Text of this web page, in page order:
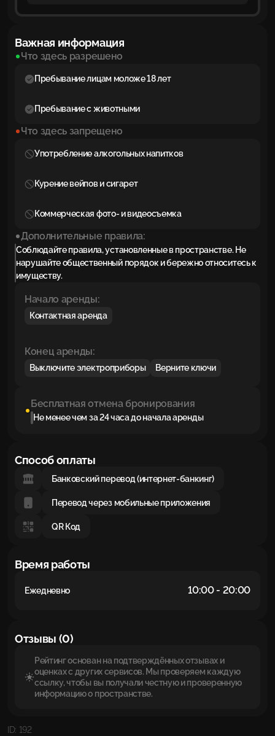
Важная информация
Что здесь разрешено
Пребывание лицам моложе 18 лет
Пребывание с животными
Что здесь запрещено
Употребление алкогольных напитков
Курение вейпов и сигарет
Коммерческая фото- и видеосъемка
Дополнительные правила:
Соблюдайте правила, установленные в пространстве. Не
нарушайте общественный порядок и бережно относитесь к
имуществу.
Начало аренды:
Контактная аренда
Конец аренды:
Выключите электроприборы Верните ключи
Бесплатная отмена бронирования
Не менее чем за 24 часа до начала аренды
Способ оплаты
Банковский перевод (интернет-банкинг)
Перевод через мобильные приложения
QR Код
Время работы
Ежедневно 10:00 - 20:00
Отзывы (0)
Рейтинг основан на подтверждённых отзывах и
оценках с других сервисов. Мы проверяем каждую
ссылку, чтобы вы получали честную и проверенную
информацию о пространстве.
ID: 192